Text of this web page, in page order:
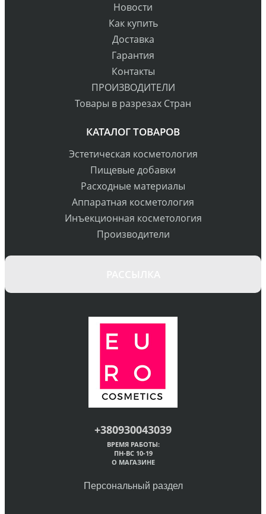
Новости
Как купить
Доставка
Гарантия
Контакты
ПРОИЗВОДИТЕЛИ
Товары в разрезах Стран
КАТАЛОГ ТОВАРОВ
Эстетическая косметология
Пищевые добавки
Расходные материалы
Аппаратная косметология
Инъекционная косметология
Производители
+380930043039
ВРЕМЯ РАБОТЫ:
ПН-ВС 10-19
О МАГАЗИНЕ
Персональный раздел